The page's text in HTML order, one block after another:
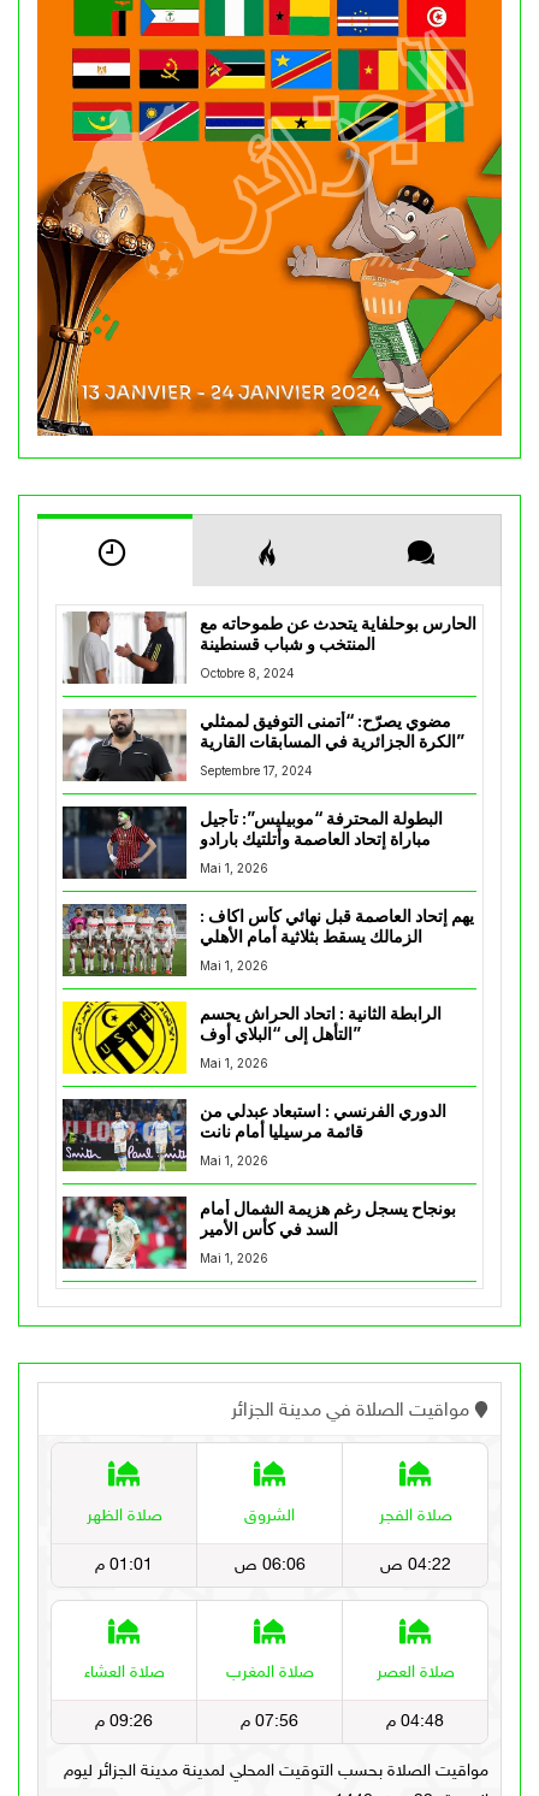
الحارس بوحلفاية يتحدث عن طموحاته مع
المنتخب و شباب قسنطينة
Octobre 8, 2024
مضوي يصرّح: “أتمنى التوفيق لممثلي
الكرة الجزائرية في المسابقات القارية”
Septembre 17, 2024
البطولة المحترفة “موبيليس”: تأجيل
مباراة إتحاد العاصمة وأتلتيك بارادو
Mai 1, 2026
يهم إتحاد العاصمة قبل نهائي كأس اكاف :
Mai 1, 2026
الرابطة الثانية : اتحاد الحراش يحسم
التأهل إلى “البلاي أوف”
Mai 1, 2026
الدوري الفرنسي : استبعاد عبدلي من
قائمة مرسيليا أمام نانت
Mai 1, 2026
بونجاح يسجل رغم هزيمة الشمال أمام
السد في كأس الأمير
Mai 1, 2026